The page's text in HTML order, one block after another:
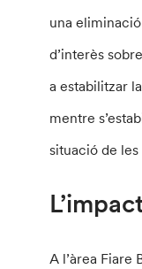
una
d’interès
a estabilitzar
mentre
situació de les
A l’àrea Fiare